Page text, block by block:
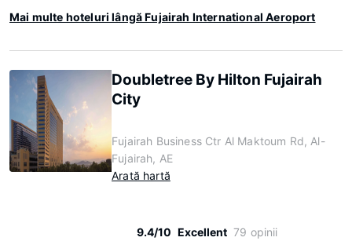
Mai multe hoteluri lângă Fujairah International Aeroport
Doubletree By Hilton Fujairah
City
Fujairah Business Ctr Al Maktoum Rd, Al-
Fujairah, AE
Arată hartă
9.4/10 Excellent 79 opinii